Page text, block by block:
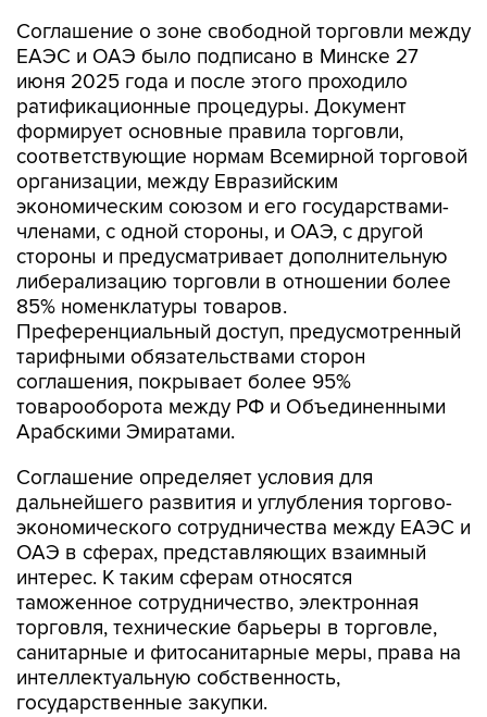
Соглашение о зоне свободной торговли между
ЕАЭС и ОАЭ было подписано в Минске 27
июня 2025 года и после этого проходило
ратификационные процедуры. Документ
формирует основные правила торговли,
соответствующие нормам Всемирной торговой
организации, между Евразийским
экономическим союзом и его государствами-
членами, с одной стороны, и ОАЭ, с другой
стороны и предусматривает дополнительную
либерализацию торговли в отношении более
85% номенклатуры товаров.
Преференциальный доступ, предусмотренный
тарифными обязательствами сторон
соглашения, покрывает более 95%
товарооборота между РФ и Объединенными
Арабскими Эмиратами.
Соглашение определяет условия для
дальнейшего развития и углубления торгово-
экономического сотрудничества между ЕАЭС и
ОАЭ в сферах, представляющих взаимный
интерес. К таким сферам относятся
таможенное сотрудничество, электронная
торговля, технические барьеры в торговле,
санитарные и фитосанитарные меры, права на
интеллектуальную собственность,
государственные закупки.